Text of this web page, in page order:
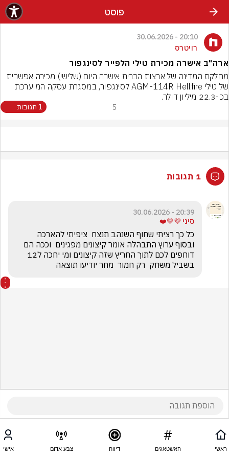
פוסט
20:10 - 30.06.2026
רויטרס
ארה"ב אישרה מכירת טילי הלפייר לסינגפור
מחלקת המדינה של ארצות הברית אישרה היום (שלישי) מכירה אפשרית
בכ-22.3 מיליון דולר.
5 1 תגובות
1 תגובות
20:39 - 30.06.2026
סיני 💜💛❤️
בשביל משחק  רק חמור  מחר יודיעו תוצאה
ראשי האשטאגים דיווח צבע אדום אישי